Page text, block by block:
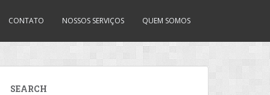
CONTATO NOSSOS SERVIÇOS QUEM SOMOS
SEARCH